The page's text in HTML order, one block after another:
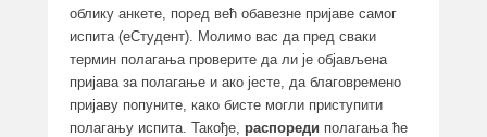
облику анкете, поред већ обавезне пријаве самог
испита (еСтудент). Молимо вас да пред сваки
термин полагања проверите да ли је објављена
пријава за полагање и ако јесте, да благовремено
пријаву попуните, како бисте могли приступити
полагању испита. Такође, распореди полагања ће